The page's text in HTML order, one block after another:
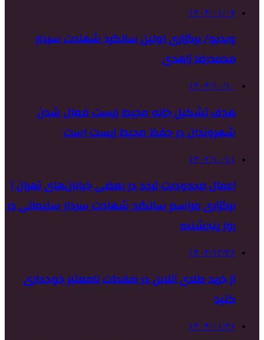
۱۴۰۴/۰۱/۰۷
ویدیو/ برگزاری اولین سالگرد شهادت سردار
محمدرضا زاهدی
۱۴۰۳/۱۰/۱۰
هدف تشکیل خانه محیط زیست فعال شدن
شهروندان در حفظ محیط زیست است
۱۴۰۲/۱۰/۱۱
اعمال محدودیت تردد در بعضی خیابان‌های تهران |
برگزاری مراسم سالگرد شهادت سردار سلیمانی در
روز پنجشنبه
۱۴۰۲/۱۲/۲۶
از خرید طلای آنلاین در صفحات نامعتبر خودداری
کنید
۱۴۰۴/۰۱/۲۶